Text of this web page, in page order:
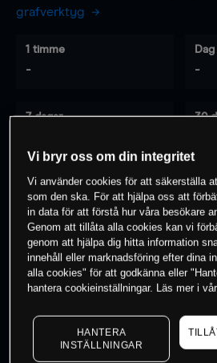
grafverktyg
1 timme
-
Dag
-
7 dagar 30
0% av kunderna har en
instrument
Börja handla
Vi bryr oss om din integritet
Vi använder cookies för att säkerställa
som den ska. För att hjälpa oss att
in data för att förstå hur våra besökare
Genom att tillåta alla cookies kan vi
genom att hjälpa dig hitta information
innehåll eller marknadsföring efter dina
alla cookies" för att godkänna eller
hantera cookieinställningar. Läs mer i vår
HANTERA
INSTÄLLNINGAR